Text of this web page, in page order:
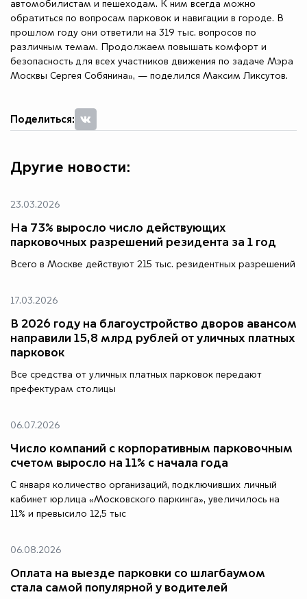
автомобилистам и пешеходам. К ним всегда можно
обратиться по вопросам парковок и навигации в городе. В
прошлом году они ответили на 319 тыс. вопросов по
различным темам. Продолжаем повышать комфорт и
безопасность для всех участников движения по задаче Мэра
Москвы Сергея Собянина», — поделился Максим Ликсутов.
Поделиться:
Другие новости:
23.03.2026
На 73% выросло число действующих
парковочных разрешений резидента за 1 год
Всего в Москве действуют 215 тыс. резидентных разрешений
17.03.2026
В 2026 году на благоустройство дворов авансом
направили 15,8 млрд рублей от уличных платных
парковок
Все средства от уличных платных парковок передают
префектурам столицы
06.07.2026
Число компаний с корпоративным парковочным
счетом выросло на 11% с начала года
С января количество организаций, подключивших личный
кабинет юрлица «Московского паркинга», увеличилось на
11% и превысило 12,5 тыс
06.08.2026
Оплата на выезде парковки со шлагбаумом
стала самой популярной у водителей